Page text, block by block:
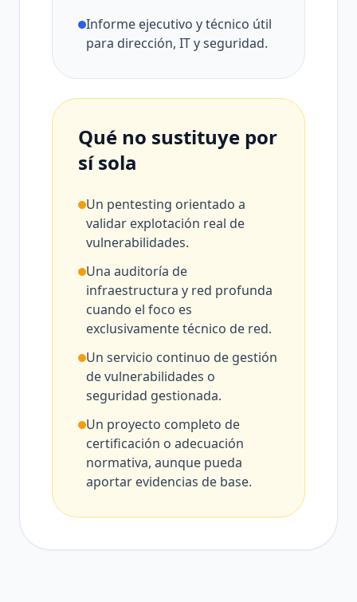
Informe ejecutivo y técnico útil
para dirección, IT y seguridad.
Qué no sustituye por
sí sola
Un pentesting orientado a
validar explotación real de
vulnerabilidades.
Una auditoría de
infraestructura y red profunda
cuando el foco es
exclusivamente técnico de red.
Un servicio continuo de gestión
de vulnerabilidades o
seguridad gestionada.
Un proyecto completo de
certificación o adecuación
normativa, aunque pueda
aportar evidencias de base.